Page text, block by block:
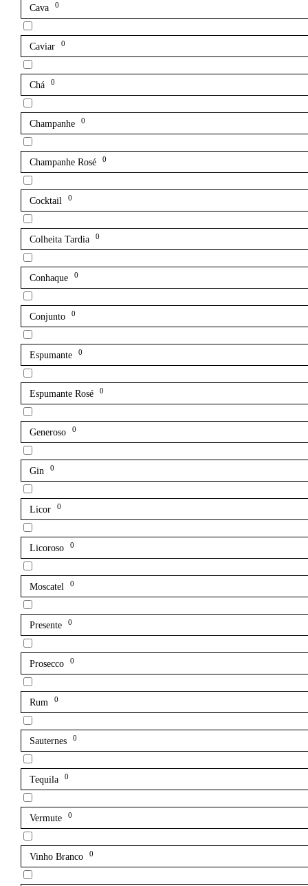
Cava 0
Caviar 0
Chá 0
Champanhe 0
Champanhe Rosé 0
Cocktail 0
Colheita Tardia 0
Conhaque 0
Conjunto 0
Espumante 0
Espumante Rosé 0
Generoso 0
Gin 0
Licor 0
Licoroso 0
Moscatel 0
Presente 0
Prosecco 0
Rum 0
Sauternes 0
Tequila 0
Vermute 0
Vinho Branco 0